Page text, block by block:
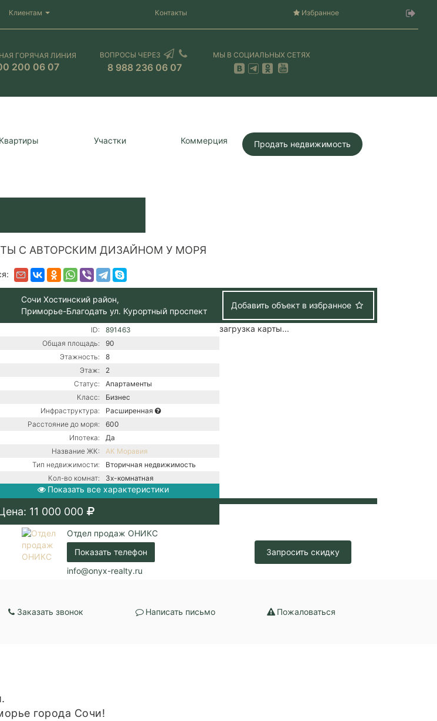
Клиентам Контакты Избранное
ГОРЯЧАЯ ЛИНИЯ
200 06 07
ВОПРОСЫ ЧЕРЕЗ
8 988 236 06 07
МЫ В СОЦИАЛЬНЫХ СЕТЯХ
Квартиры Участки Коммерция Продать недвижимость
С АВТОРСКИМ ДИЗАЙНОМ У МОРЯ
Сочи Хостинский район,
Приморье-Благодать ул. Курортный проспект
Добавить объект в избранное
ID:
891463
Общая площадь:
90
Этажность:
8
Этаж:
2
Статус:
Апартаменты
Класс:
Бизнес
Инфраструктура:
Расширенная
Расстояние до моря:
600
Ипотека:
Да
Название ЖК:
АК Моравия
Тип недвижимости:
Вторичная недвижимость
Кол-во комнат:
3х-комнатная
Тип дома:
Монолитный
Вид из окон:
Ремонт:
Балкон:
Нет
Коммуникации:
Центральная канализация /
Центральное водоснабжение /
Центральное отопление
Показать все характеристики
загрузка карты...
11 000 000
Отдел продаж ОНИКС
Показать телефон
info@onyx-realty.ru
Запросить скидку
Заказать звонок Написать письмо Пожаловаться
города Сочи!